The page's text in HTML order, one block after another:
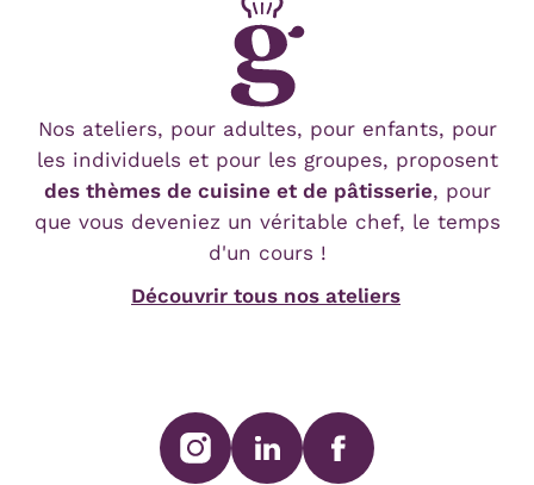
Nos ateliers, pour adultes, pour enfants, pour
les individuels et pour les groupes, proposent
des thèmes de cuisine et de pâtisserie, pour
que vous deveniez un véritable chef, le temps
d'un cours !
Découvrir tous nos ateliers
SUIVEZ-NOUS SUR